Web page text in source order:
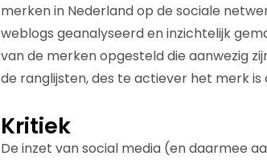
merken in Nederland op de sociale
weblogs geanalyseerd en inzichtelijk
van de merken opgesteld die aanwezig
de ranglijsten, des te actiever het merk is
Kritiek
De inzet van social media (en daarmee